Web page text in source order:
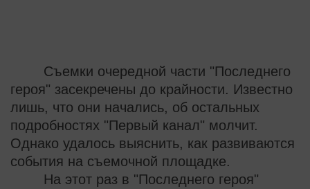
Съемки очередной части "Последнего
героя" засекречены до крайности. Известно
лишь, что они начались, об остальных
подробностях "Первый канал" молчит.
Однако удалось выяснить, как развиваются
события на съемочной площадке.
На этот раз в "Последнего героя"